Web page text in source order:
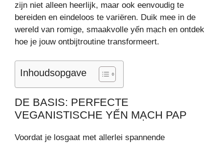
zijn niet alleen heerlijk, maar ook eenvoudig te
bereiden en eindeloos te variëren. Duik mee in de
wereld van romige, smaakvolle yến mạch en ontdek
hoe je jouw ontbijtroutine transformeert.
Inhoudsopgave
DE BASIS: PERFECTE
VEGANISTISCHE YẾN MẠCH PAP
Voordat je losgaat met allerlei spannende